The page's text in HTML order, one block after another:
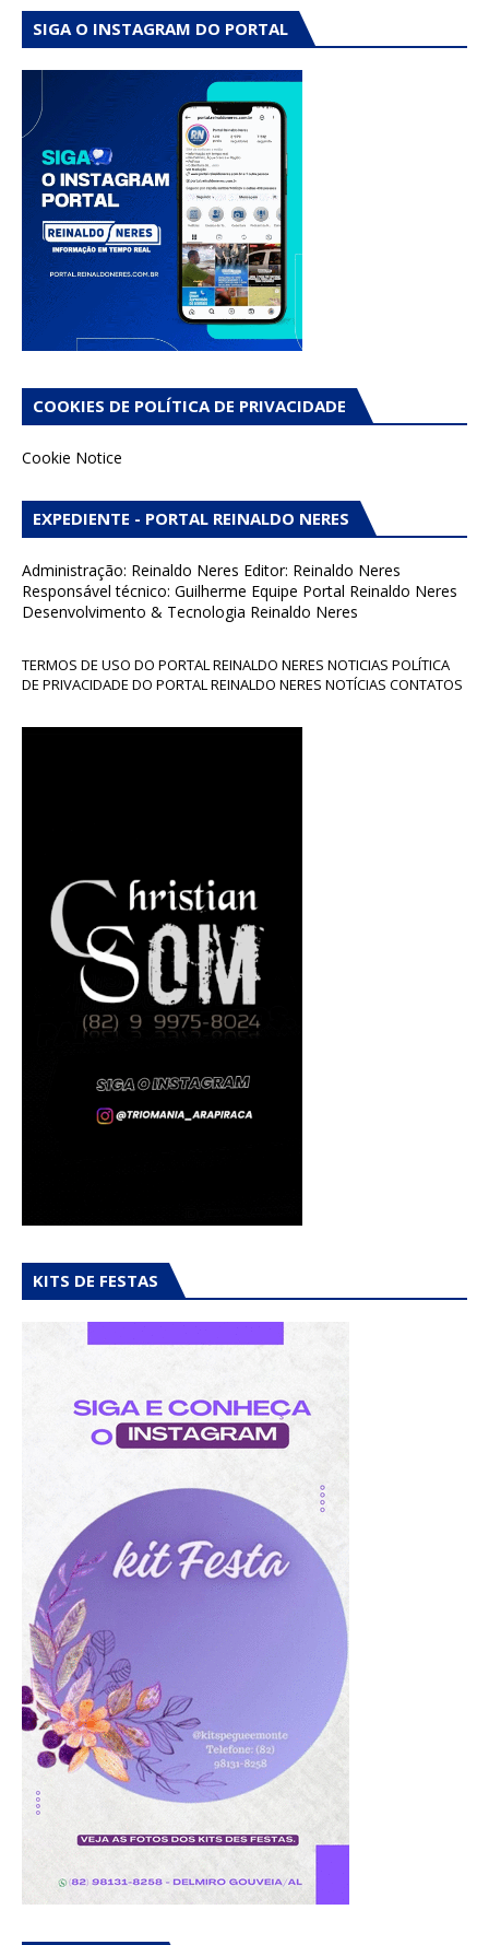
SIGA O INSTAGRAM DO PORTAL
COOKIES DE POLÍTICA DE PRIVACIDADE
Cookie Notice
EXPEDIENTE - PORTAL REINALDO NERES
Administração: Reinaldo Neres Editor: Reinaldo Neres
Responsável técnico: Guilherme Equipe Portal Reinaldo Neres
Desenvolvimento & Tecnologia Reinaldo Neres
TERMOS DE USO DO PORTAL REINALDO NERES NOTICIAS POLÍTICA
DE PRIVACIDADE DO PORTAL REINALDO NERES NOTÍCIAS CONTATOS
KITS DE FESTAS